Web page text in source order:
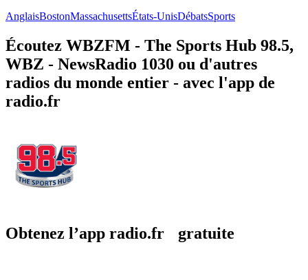
AnglaisBostonMassachusettsÉtats-UnisDébatsSports
Écoutez WBZFM - The Sports Hub 98.5,
WBZ - NewsRadio 1030 ou d'autres
radios du monde entier - avec l'app de
radio.fr
Obtenez l’app radio.fr gratuite